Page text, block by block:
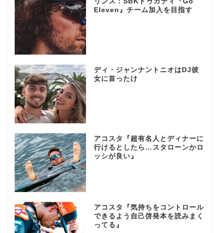
Eleven』チーム加入を目指す
ディ・ジャンナントニオはDJ彼
女に首ったけ
アコスタ『超有名人とディナーに
行けるとしたら…スタローンかロ
ッシが良い』
アコスタ『気持ちをコントロール
できるよう自己啓発本を読みまく
ってる』